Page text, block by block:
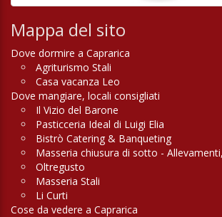
Mappa del sito
Dove dormire a Caprarica
Agriturismo Stali
Casa vacanza Leo
Dove mangiare, locali consigliati
Il Vizio del Barone
Pasticceria Ideal di Luigi Elia
Bistrò Catering & Banqueting
Masseria chiusura di sotto - Allevamenti,
Oltregusto
Masseria Stali
Li Curti
Cose da vedere a Caprarica